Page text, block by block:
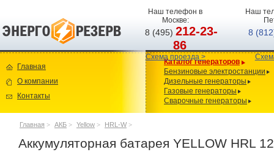
Наш телефон в
Москве:
8 (495)212-23-
86
Схема проезда >
Наш
8
Главная
О компании
Контакты
Каталог генераторов
Бензиновые электростанции
Дизельные генераторы
Газовые генераторы
Сварочные генераторы
Главная > АКБ > Yellow > HRL-W >
Аккумуляторная батарея YELLOW HRL